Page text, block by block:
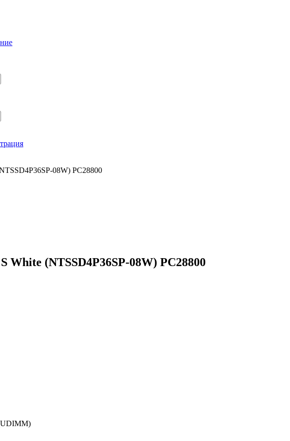
08W) PC28800
(NTSSD4P36SP-08W) PC28800